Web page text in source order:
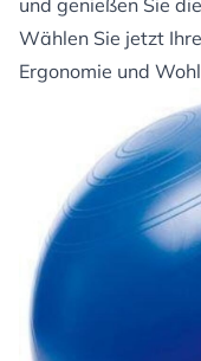
und genießen Sie
Wählen Sie jetzt
Ergonomie und